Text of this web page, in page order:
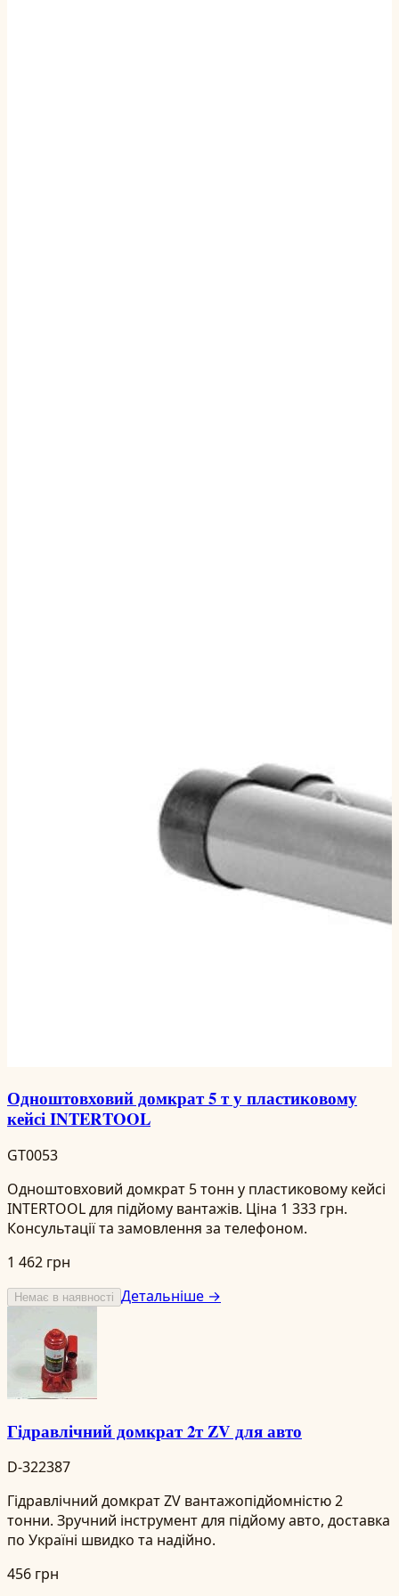
Одноштовховий домкрат 5 т у пластиковому
кейсі INTERTOOL
GT0053
Одноштовховий домкрат 5 тонн у пластиковому кейсі
INTERTOOL для підйому вантажів. Ціна 1 333 грн.
Консультації та замовлення за телефоном.
1 462 грн
Немає в наявності Детальніше →
Гідравлічний домкрат 2т ZV для авто
D-322387
Гідравлічний домкрат ZV вантажопідйомністю 2
тонни. Зручний інструмент для підйому авто, доставка
по Україні швидко та надійно.
456 грн